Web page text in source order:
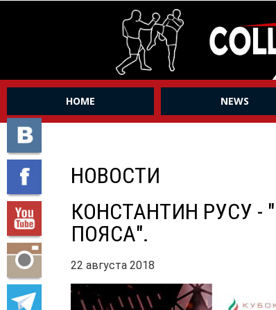
HOME NEWS
НОВОСТИ
КОНСТАНТИН РУСУ -
ПОЯСА".
22 августа 2018